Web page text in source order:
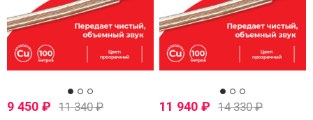
9 450 ₽ 11 340₽ 11 940₽ 14 330₽